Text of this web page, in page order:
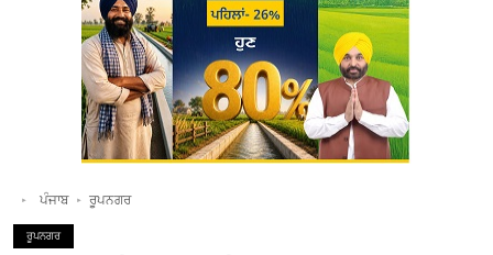
ਪੰਜਾਬ ਰੂਪਨਗਰ
ਰੂਪਨਗਰ